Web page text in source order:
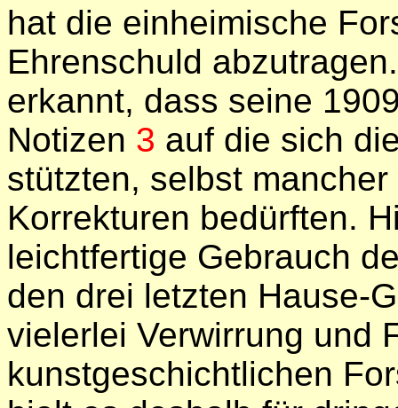
hat die einheimische
Ehrenschuld
erkannt, dass seine
Notizen 3 auf die sich
stützten, selbst
Korrekturen bedürften.
leichtfertige Gebrauch
den drei letzten Hause-
vielerlei Verwirrung und
kunstgeschichtlichen